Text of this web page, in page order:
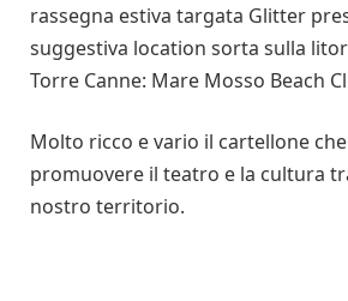
rassegna estiva targata Glitter
suggestiva location sorta sulla
Torre Canne: Mare Mosso Beach
Molto ricco e vario il cartellone
promuovere il teatro e la cultura
nostro territorio.